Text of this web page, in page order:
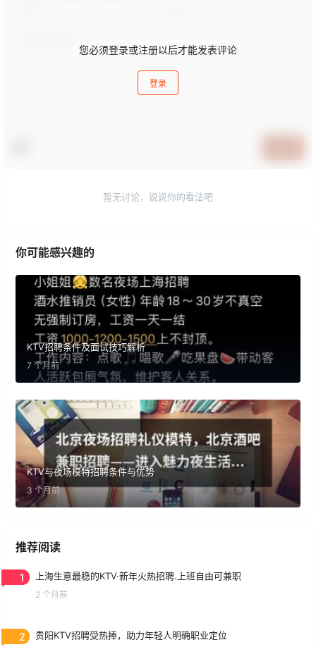
您必须登录或注册以后才能发表评论
登录
暂无讨论，说说你的看法吧
你可能感兴趣的
KTV招聘条件及面试技巧解析
7 个月前
KTV与夜场模特招聘条件与优势
3 个月前
推荐阅读
1 上海生意最稳的KTV·新年火热招聘.上班自由可兼职
2 个月前
2 贵阳KTV招聘受热捧，助力年轻人明确职业定位